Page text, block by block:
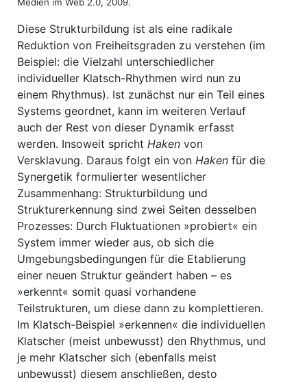
Diese Strukturbildung ist als eine radikale
Reduktion von Freiheitsgraden zu verstehen (im
Beispiel: die Vielzahl unterschiedlicher
individueller Klatsch-Rhythmen wird nun zu
einem Rhythmus). Ist zunächst nur ein Teil eines
Systems geordnet, kann im weiteren Verlauf
auch der Rest von dieser Dynamik erfasst
werden. Insoweit spricht Haken von
Versklavung. Daraus folgt ein von Haken für die
Synergetik formulierter wesentlicher
Zusammenhang: Strukturbildung und
Strukturerkennung sind zwei Seiten desselben
Prozesses: Durch Fluktuationen »probiert« ein
System immer wieder aus, ob sich die
Umgebungsbedingungen für die Etablierung
einer neuen Struktur geändert haben – es
»erkennt« somit quasi vorhandene
Teilstrukturen, um diese dann zu komplettieren.
Im Klatsch-Beispiel »erkennen« die individuellen
Klatscher (meist unbewusst) den Rhythmus, und
je mehr Klatscher sich (ebenfalls meist
unbewusst) diesem anschließen, desto